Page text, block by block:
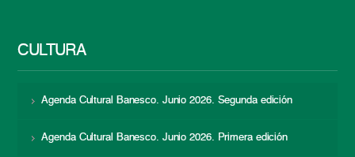
CULTURA
Agenda Cultural Banesco. Junio 2026. Segunda edición
Agenda Cultural Banesco. Junio 2026. Primera edición